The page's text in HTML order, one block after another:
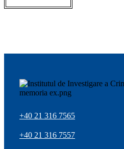
+40 21 316 7565
+40 21 316 7557